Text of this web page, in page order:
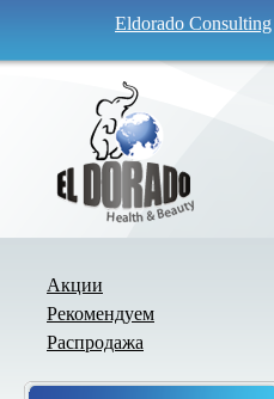
Eldorado Consulting
Акции
Рекомендуем
Распродажа